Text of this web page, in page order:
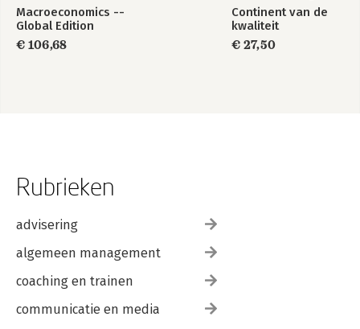
Macroeconomics --
Global Edition
€ 106,68
Continent van de
kwaliteit
€ 27,50
Rubrieken
advisering
algemeen management
coaching en trainen
communicatie en media